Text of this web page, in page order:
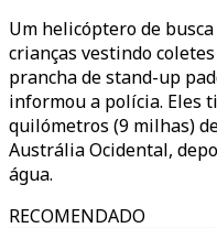
Um helicóptero de
crianças vestindo
prancha de stand-up
informou a polícia. Eles
quilómetros (9 milhas)
Austrália Ocidental,
água.
RECOMENDADO